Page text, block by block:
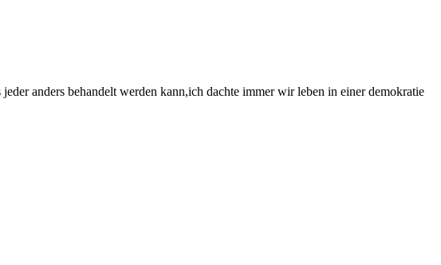
anders behandelt werden kann,ich dachte immer wir leben in einer demokratie